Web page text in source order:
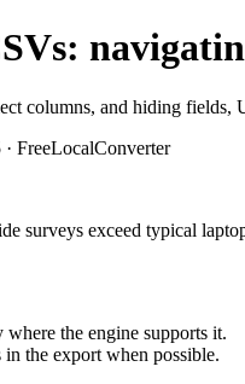
columns, and hiding fields,
FreeLocalConverter
surveys exceed typical
the engine supports it.
in the export when possible.